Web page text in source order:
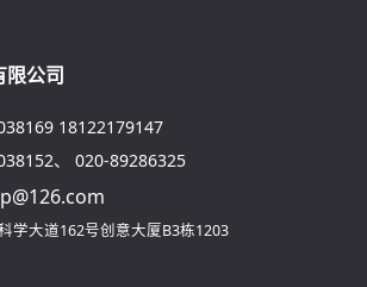
限公司
18122179147
、 020-89286325
学大道162号创意大厦B3栋1203